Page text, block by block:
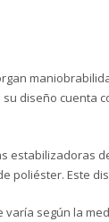
diseño cuenta
estabilizadoras
poliéster. Este
varía según la